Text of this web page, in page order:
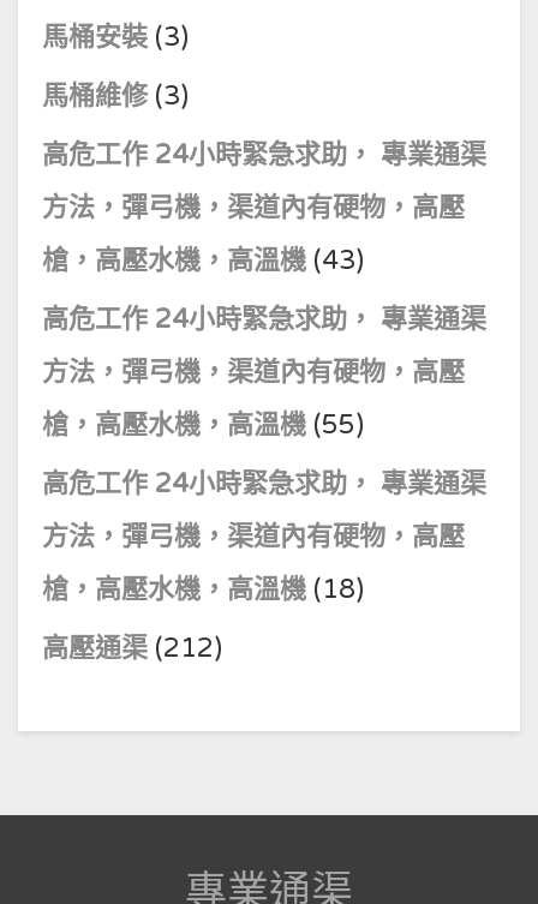
馬桶安裝 (3)
馬桶維修(3)
高危工作 24小時緊急求助， 專業通渠
方法，彈弓機，渠道內有硬物，高壓
槍，高壓水機，高溫機 (43)
高危工作 24小時緊急求助， 專業通渠
方法，彈弓機，渠道內有硬物，高壓
槍，高壓水機，高溫機 (55)
高危工作 24小時緊急求助， 專業通渠
方法，彈弓機，渠道內有硬物，高壓
槍，高壓水機，高溫機 (18)
高壓通渠 (212)
專業通渠